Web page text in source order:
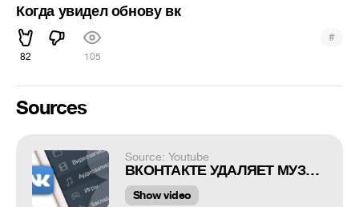
Когда увидел обнову вк
82 105
#
Sources
Source: Youtube
ВКОНТАКТЕ УДАЛЯЕТ МУЗЫКУ
Show video